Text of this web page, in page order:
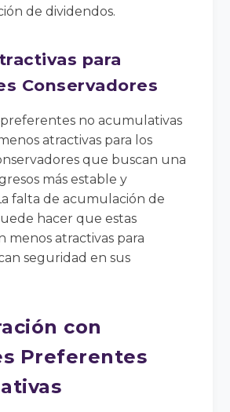
de dividendos.
para
Conservadores
preferentes no acumulativas
atractivas para los
que buscan una
más estable y
falta de acumulación de
hacer que estas
menos atractivas para
seguridad en sus
con
Preferentes